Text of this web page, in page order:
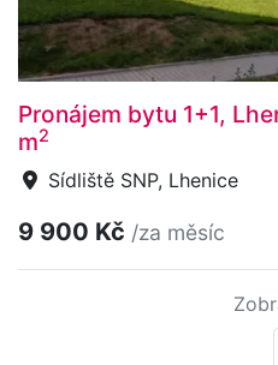
Pronájem bytu 1+1,
m2
Sídliště SNP, Lhenice
9 900 Kč /za měsíc